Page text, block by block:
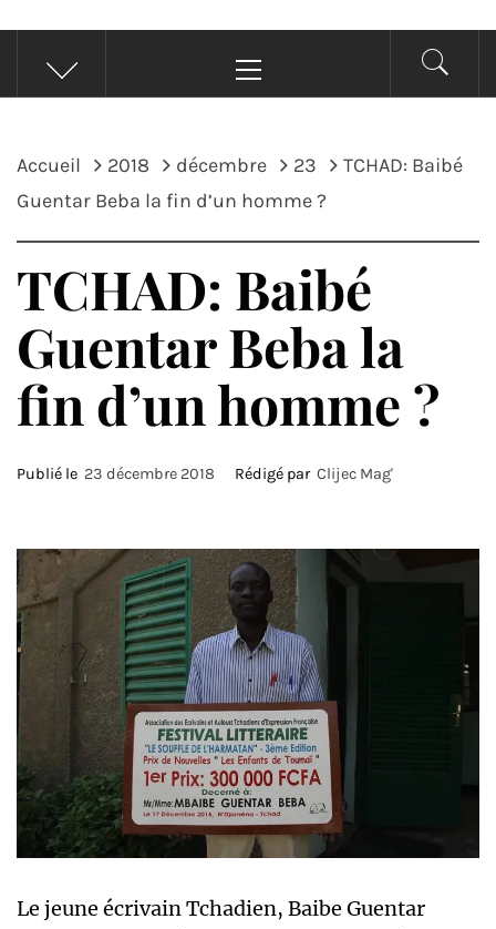
principal
Accueil 2018 décembre 23
TCHAD: Baibé
Guentar Beba la fin d’un homme ?
TCHAD: Baibé
Guentar Beba la
fin d’un homme ?
Publié le 23 décembre 2018 Rédigé par Clijec Mag'
Le jeune écrivain Tchadien, Baibe Guentar